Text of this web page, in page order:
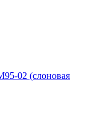
02 (слоновая